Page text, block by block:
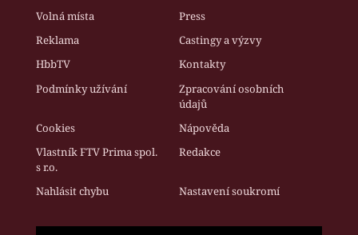
Volná místa
Press
Reklama
Castingy a výzvy
HbbTV
Kontakty
Podmínky užívání
Zpracování osobních
údajů
Cookies
Nápověda
Vlastník FTV Prima spol.
s r.o.
Redakce
Nahlásit chybu Nastavení soukromí